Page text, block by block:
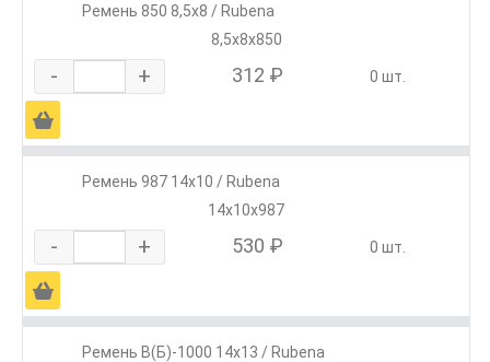
Ремень 850 8,5х8 / Rubena
8,5х8х850
- + 312 ₽ 0 шт.
Ä
Ремень 987 14х10 / Rubena
14х10х987
- + 530 ₽ 0 шт.
Ä
Ремень В(Б)-1000 14х13 / Rubena